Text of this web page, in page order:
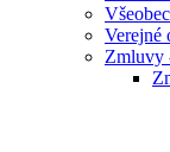
Verejné
Zmluvy